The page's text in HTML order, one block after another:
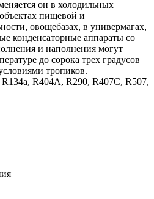
он в холодильных
пищевой и
овощебазах, в универмагах,
конденсаторные аппараты со
и наполнения могут
до сорока трех градусов
тропиков.
R404A, R290, R407C, R507,